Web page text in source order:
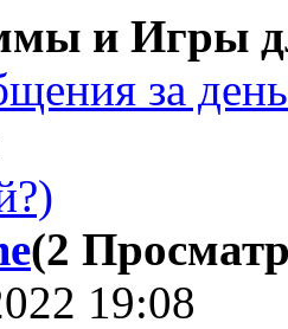
и Игры
за день
(2
19:08